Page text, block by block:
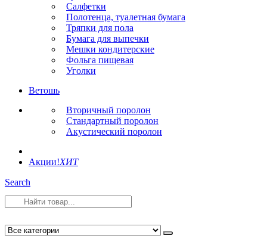
Салфетки
Полотенца, туалетная бумага
Тряпки для пола
Бумага для выпечки
Мешки кондитерские
Фольга пищевая
Уголки
Ветошь
Вторичный поролон
Стандартный поролон
Акустический поролон
Акции!ХИТ
Search